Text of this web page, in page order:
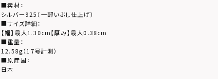
■素材：
シルバー925（一部いぶし仕上げ）
■サイズ詳細：
【幅】最大1.30cm【厚み】最大0.38cm
■重量：
12.58g（17号計測）
■原産国：
日本